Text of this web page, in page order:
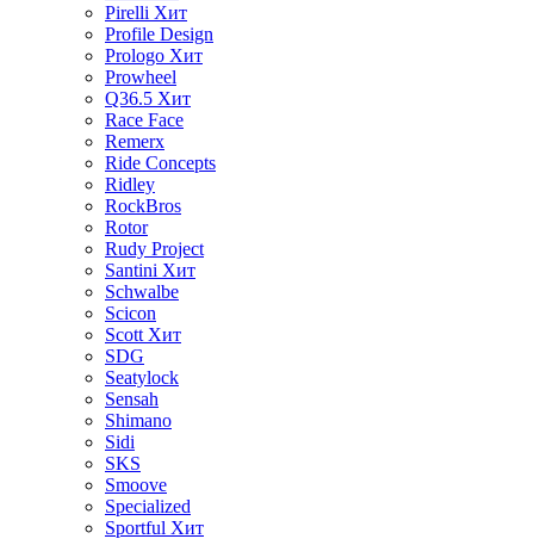
Pirelli Хит
Profile Design
Prologo Хит
Prowheel
Q36.5 Хит
Race Face
Remerx
Ride Concepts
Ridley
RockBros
Rotor
Rudy Project
Santini Хит
Schwalbe
Scicon
Scott Хит
SDG
Seatylock
Sensah
Shimano
Sidi
SKS
Smoove
Specialized
Sportful Хит